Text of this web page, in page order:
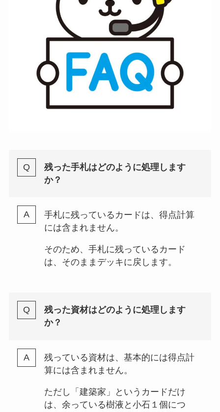
残った手札はどのように処理します
か？
手札に残っているカードは、得点計算
には含まれません。
そのため、手札に残っているカード
は、そのままデッキに戻します。
残った資材はどのように処理します
か？
残っている資材は、基本的には得点計
算には含まれません。
ただし「建築家」というカードだけ
は、余っている樹液と小石１個につ